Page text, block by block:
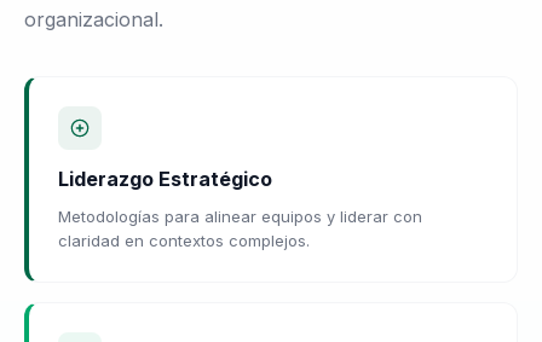
organizacional.
Liderazgo Estratégico
Metodologías para alinear equipos y liderar con
claridad en contextos complejos.